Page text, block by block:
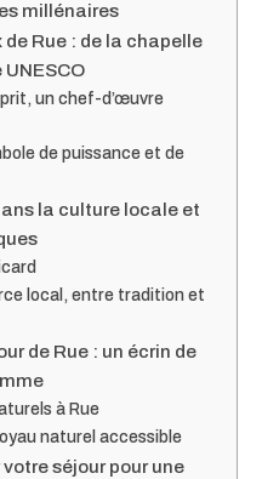
millénaires
Rue : de la chapelle
un chef-d’œuvre
de puissance et de
la culture locale et
local, entre tradition et
de Rue : un écrin de
à Rue
naturel accessible
séjour pour une